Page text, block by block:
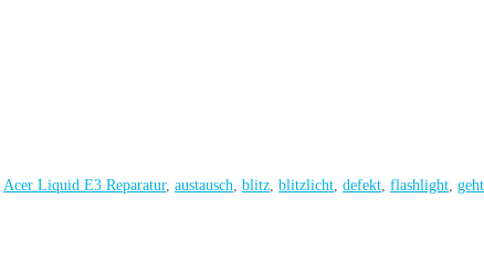
Acer Liquid E3 Reparatur, austausch, blitz, blitzlicht, defekt, flashlight,